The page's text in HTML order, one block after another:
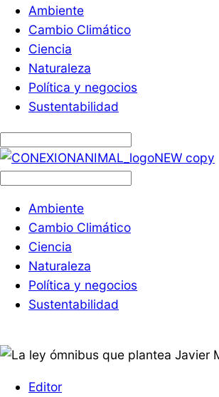
Ambiente
Cambio Climático
Ciencia
Naturaleza
Política y negocios
Sustentabilidad
Ambiente
Cambio Climático
Ciencia
Naturaleza
Política y negocios
Sustentabilidad
Editor